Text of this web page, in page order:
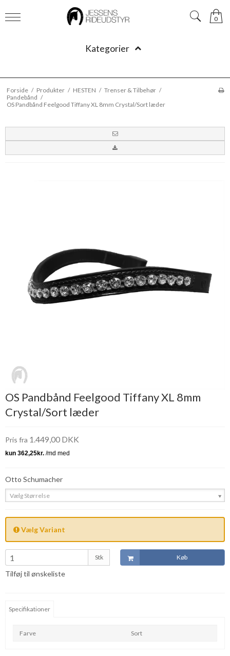
0
Kategorier
Forside / Produkter / HESTEN / Trenser & Tilbehør /
Pandebånd /
OS Pandbånd Feelgood Tiffany XL 8mm Crystal/Sort læder
OS Pandbånd Feelgood Tiffany XL 8mm
Crystal/Sort læder
Pris fra 1.449,00 DKK
Otto Schumacher
Vælg Størrelse
Vælg Variant
Stk Køb
Tilføj til ønskeliste
Specifikationer
Farve Sort